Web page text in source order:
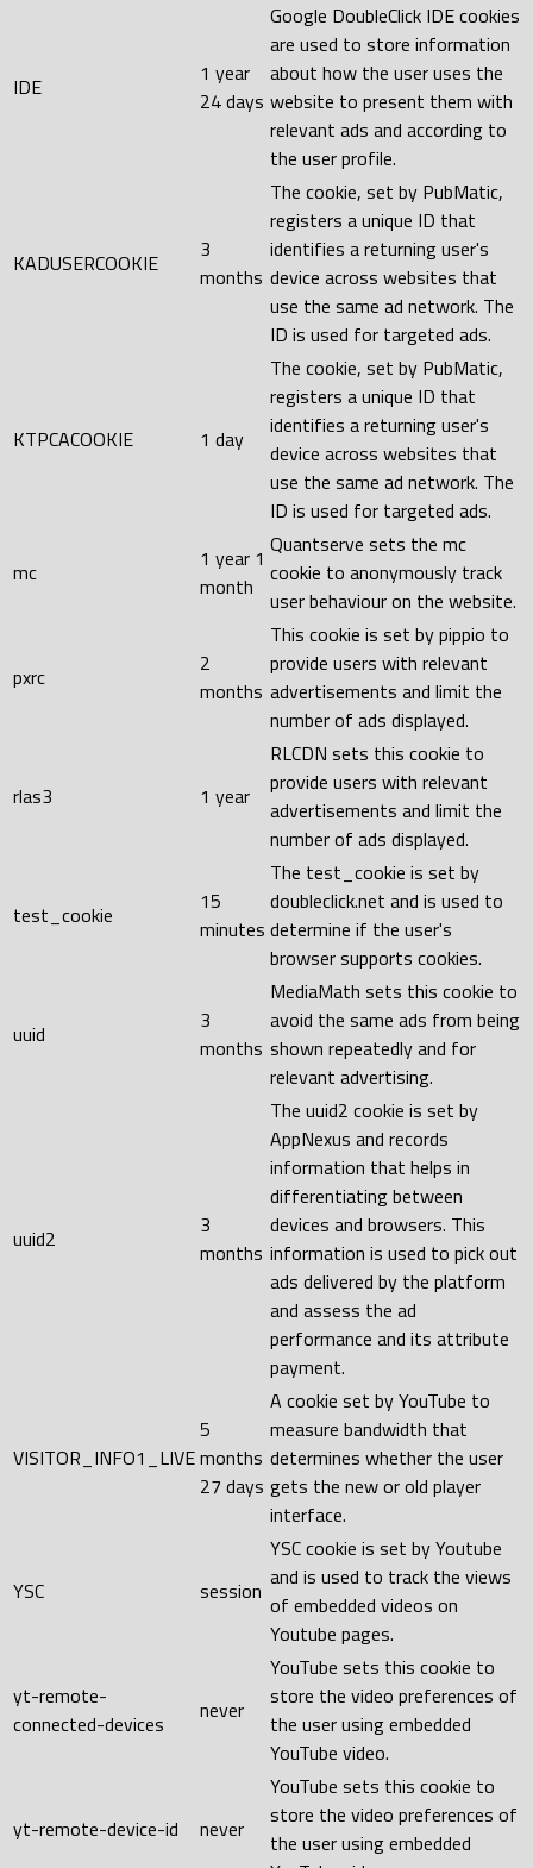
IDE
1 year
24 days
Google DoubleClick IDE cookies
are used to store information
about how the user uses the
website to present them with
relevant ads and according to
the user profile.
KADUSERCOOKIE
3
months
The cookie, set by PubMatic,
registers a unique ID that
identifies a returning user's
device across websites that
use the same ad network. The
ID is used for targeted ads.
KTPCACOOKIE 1 day
The cookie, set by PubMatic,
registers a unique ID that
identifies a returning user's
device across websites that
use the same ad network. The
ID is used for targeted ads.
mc
1 year 1
month
Quantserve sets the mc
cookie to anonymously track
user behaviour on the website.
pxrc
2
months
This cookie is set by pippio to
provide users with relevant
advertisements and limit the
number of ads displayed.
rlas3 1 year
RLCDN sets this cookie to
provide users with relevant
advertisements and limit the
number of ads displayed.
test_cookie
15
minutes
The test_cookie is set by
doubleclick.net and is used to
determine if the user's
browser supports cookies.
uuid
3
months
MediaMath sets this cookie to
avoid the same ads from being
shown repeatedly and for
relevant advertising.
uuid2
3
months
The uuid2 cookie is set by
AppNexus and records
information that helps in
differentiating between
devices and browsers. This
information is used to pick out
ads delivered by the platform
and assess the ad
performance and its attribute
payment.
VISITOR_INFO1_LIVE
5
months
27 days
A cookie set by YouTube to
measure bandwidth that
determines whether the user
gets the new or old player
interface.
YSC session
YSC cookie is set by Youtube
and is used to track the views
of embedded videos on
Youtube pages.
yt-remote-
connected-devices
never
YouTube sets this cookie to
store the video preferences of
the user using embedded
YouTube video.
yt-remote-device-id never
YouTube sets this cookie to
store the video preferences of
the user using embedded